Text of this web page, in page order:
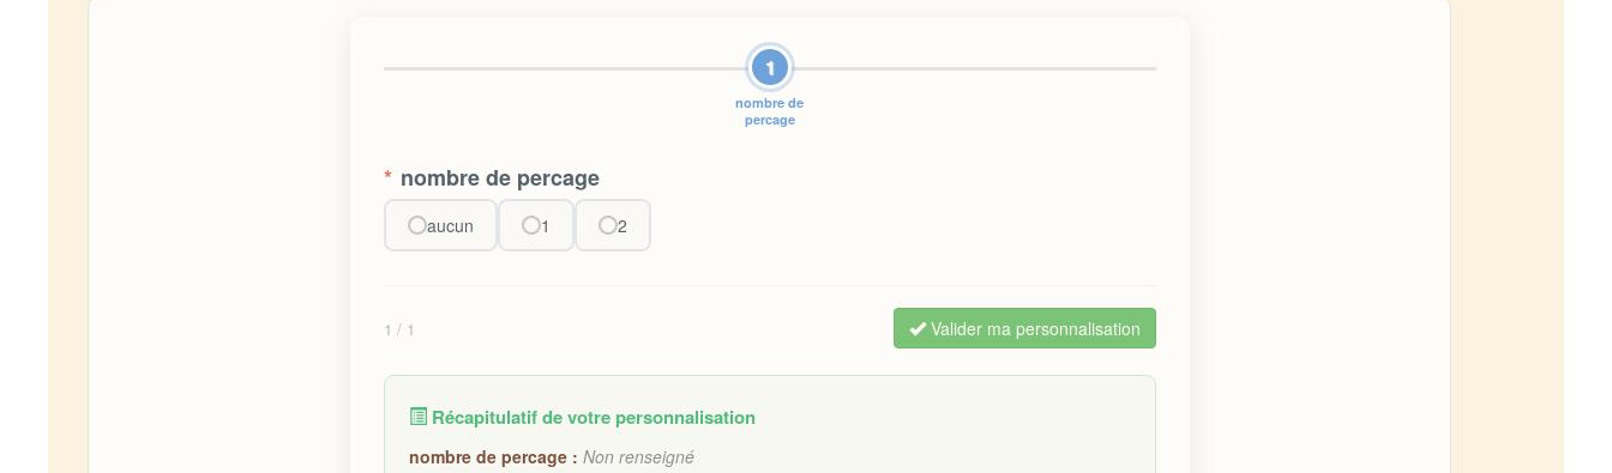
1
nombre de
percage
* nombre de percage
aucun 1 2
1 / 1 Valider ma personnalisation
Récapitulatif de votre personnalisation
nombre de percage : Non renseigné